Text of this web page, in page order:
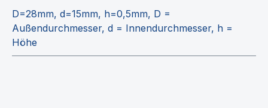
D=28mm, d=15mm, h=0,5mm, D =
Außendurchmesser, d = Innendurchmesser, h =
Höhe